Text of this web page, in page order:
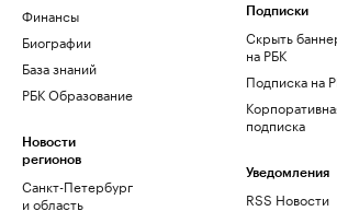
Финансы
Биографии
База знаний
РБК Образование
Новости
регионов
Санкт-Петербург
и область
Подписки
Скрыть
на РБК
Подписка на
подписка
Уведомления
RSS Новости